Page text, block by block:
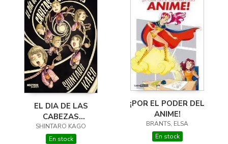
EL DIA DE LAS
CABEZAS
VOLADORAS
SHINTARO KAGO
En stock
¡POR EL PODER DEL
ANIME!
BRANTS, ELSA
En stock